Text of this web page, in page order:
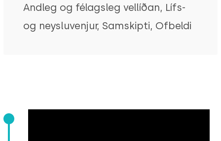
Andleg og félagsleg vellíðan, Lífs-
og neysluvenjur, Samskipti, Ofbeldi